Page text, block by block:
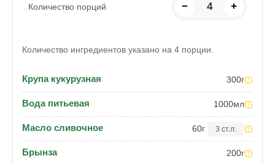
Количество порций − 4 +
Количество ингредиентов указано на 4 порции.
Крупа кукурузная 300г
Вода питьевая 1000мл
Масло сливочное 60г 3 ст.л.
Брынза 200г